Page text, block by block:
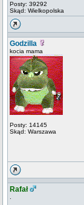
Posty: 39292
Skąd: Wielkopolska
Godzilla
kocia mama
Posty: 14145
Skąd: Warszawa
Rafał